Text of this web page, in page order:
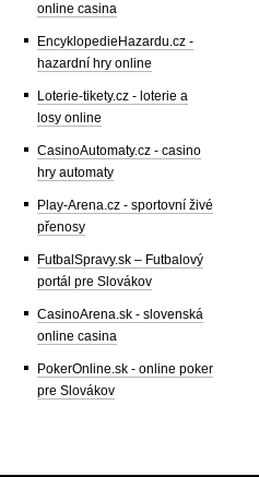
online casina
EncyklopedieHazardu.cz -
hazardní hry online
Loterie-tikety.cz - loterie a
losy online
CasinoAutomaty.cz - casino
hry automaty
Play-Arena.cz - sportovní živé
přenosy
FutbalSpravy.sk – Futbalový
portál pre Slovákov
CasinoArena.sk - slovenská
online casina
PokerOnline.sk - online poker
pre Slovákov